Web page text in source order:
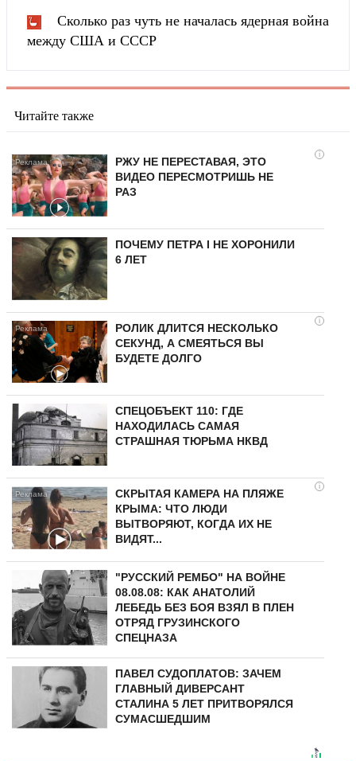
Сколько раз чуть не началась ядерная война
между США и СССР
Читайте также
i
РЖУ НЕ ПЕРЕСТАВАЯ, ЭТО
ВИДЕО ПЕРЕСМОТРИШЬ НЕ
РАЗ
ПОЧЕМУ ПЕТРА I НЕ ХОРОНИЛИ
6 ЛЕТ
i
РОЛИК ДЛИТСЯ НЕСКОЛЬКО
СЕКУНД, А СМЕЯТЬСЯ ВЫ
БУДЕТЕ ДОЛГО
СПЕЦОБЪЕКТ 110: ГДЕ
НАХОДИЛАСЬ САМАЯ
СТРАШНАЯ ТЮРЬМА НКВД
i
СКРЫТАЯ КАМЕРА НА ПЛЯЖЕ
КРЫМА: ЧТО ЛЮДИ
ВЫТВОРЯЮТ, КОГДА ИХ НЕ
ВИДЯТ...
"РУССКИЙ РЕМБО" НА ВОЙНЕ
08.08.08: КАК АНАТОЛИЙ
ЛЕБЕДЬ БЕЗ БОЯ ВЗЯЛ В ПЛЕН
ОТРЯД ГРУЗИНСКОГО
СПЕЦНАЗА
ПАВЕЛ СУДОПЛАТОВ: ЗАЧЕМ
ГЛАВНЫЙ ДИВЕРСАНТ
СТАЛИНА 5 ЛЕТ ПРИТВОРЯЛСЯ
СУМАСШЕДШИМ